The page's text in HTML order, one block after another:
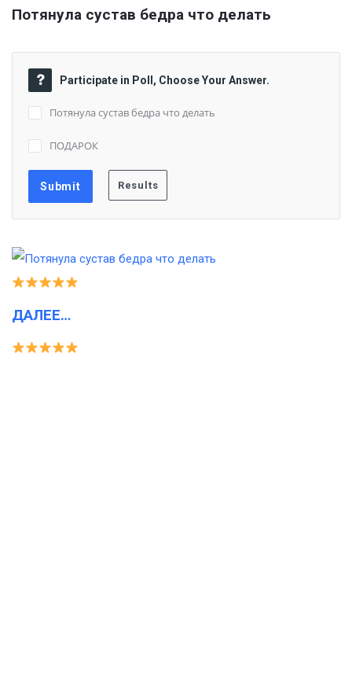
Потянула сустав бедра что делать
Participate in Poll, Choose Your Answer.
Потянула сустав бедра что делать
ПОДАРОК
ДАЛЕЕ…